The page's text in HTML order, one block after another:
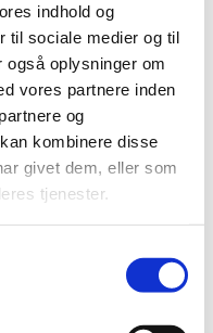
indhold og
til sociale medier og til
oplysninger om
vores partnere inden
og
kombinere disse
givet dem, eller som
tjenester.
Det
fortæller sine
de ikke bliver
har man ikke
som folkekirkens
blive viet i
af brudeparret er
blive begravet med